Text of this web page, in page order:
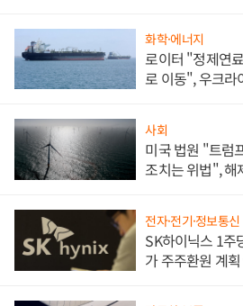
화학·에너지
로이터 "정제연
로 이동", 우크라
사회
미국 법원 "트럼
조치는 위법", 해
전자·전기·정보통신
SK하이닉스 1주
가 주주환원 계